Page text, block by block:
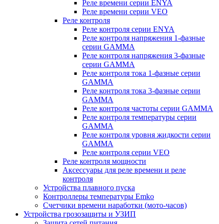
Реле времени серии ENYA
Реле времени серии VEO
Реле контроля
Реле контроля серии ENYA
Реле контроля напряжения 1-фазные
серии GAMMA
Реле контроля напряжения 3-фазные
серии GAMMA
Реле контроля тока 1-фазные серии
GAMMA
Реле контроля тока 3-фазные серии
GAMMA
Реле контроля частоты серии GAMMA
Реле контроля температуры серии
GAMMA
Реле контроля уровня жидкости серии
GAMMA
Реле контроля серии VEO
Реле контроля мощности
Аксессуары для реле времени и реле
контроля
Устройства плавного пуска
Контроллеры температуры Emko
Счетчики времени наработки (мото-часов)
Устройства грозозащиты и УЗИП